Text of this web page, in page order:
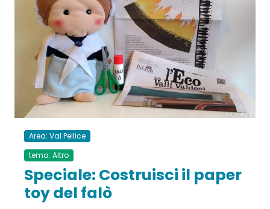
Area: Val Pellice
tema: Altro
Speciale: Costruisci il paper
toy del falò